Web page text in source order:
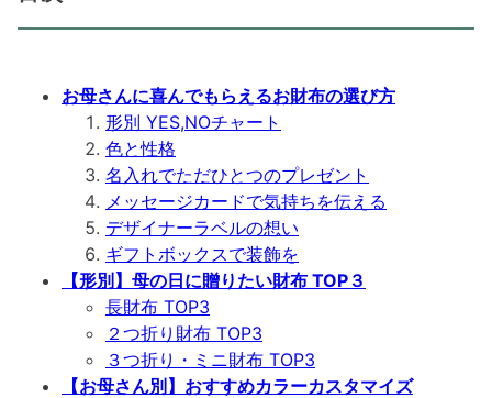
お母さんに喜んでもらえるお財布の選び方
形別 YES,NOチャート
色と性格
名入れでただひとつのプレゼント
メッセージカードで気持ちを伝える
デザイナーラベルの想い
ギフトボックスで装飾を
【形別】母の日に贈りたい財布 TOP３
長財布 TOP3
２つ折り財布 TOP3
３つ折り・ミニ財布 TOP3
【お母さん別】おすすめカラーカスタマイズ